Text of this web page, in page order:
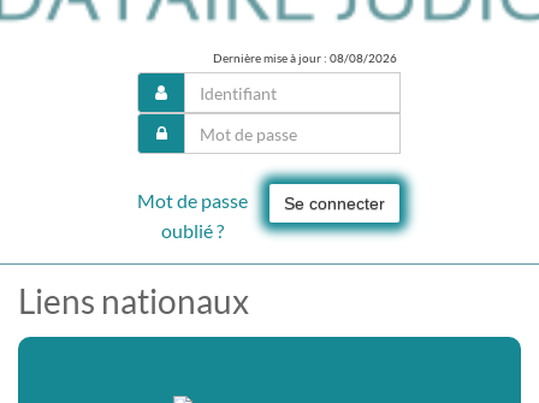
Dernière mise à jour : 08/08/2026
Se connecter
Mot de passe
oublié ?
Liens nationaux